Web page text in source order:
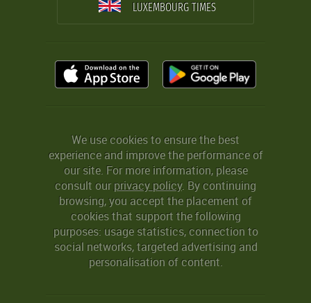
LUXEMBOURG TIMES
We use cookies to ensure the best
experience and improve the performance of
our site. For more information, please
consult ourprivacy policy. By continuing
browsing, you accept the placement of
cookies that support the following
purposes: usage statistics, connection to
social networks, targeted advertising and
personalisation of content.